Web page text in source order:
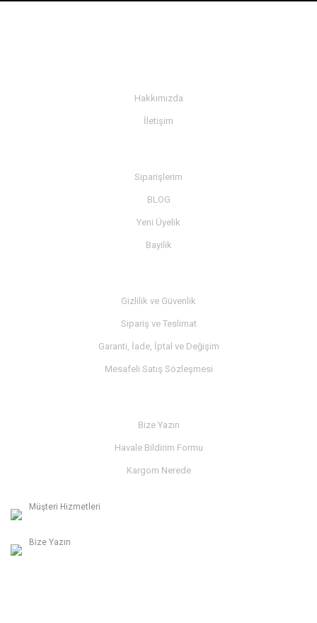
Hakkımızda
İletişim
Siparişlerim
BLOG
Yeni Üyelik
Bayilik
Gizlilik ve Güvenlik
Sipariş ve Teslimat
Garanti, İade, İptal ve Değişim
Mesafeli Satış Sözleşmesi
Bize Yazın
Havale Bildirim Formu
Kargom Nerede
Müşteri Hizmetleri
Bize Yazın